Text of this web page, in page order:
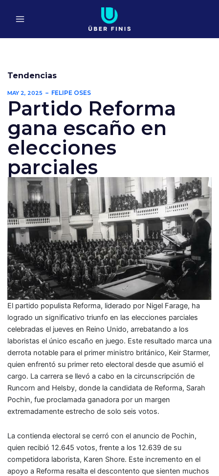
Tendencias
MAY 2, 2025 FELIPE OSES
Partido Reforma
gana escaño en
elecciones
parciales
El partido populista Reforma, liderado por Nigel Farage, ha
logrado un significativo triunfo en las elecciones parciales
celebradas el jueves en Reino Unido, arrebatando a los
laboristas el único escaño en juego. Este resultado marca una
derrota notable para el primer ministro británico, Keir Starmer,
quien enfrentó su primer reto electoral desde que asumió el
cargo. La carrera se llevó a cabo en la circunscripción de
Runcorn and Helsby, donde la candidata de Reforma, Sarah
Pochin, fue proclamada ganadora por un margen
extremadamente estrecho de solo seis votos.
La contienda electoral se cerró con el anuncio de Pochin,
quien recibió 12.645 votos, frente a los 12.639 de su
competidora laborista, Karen Shore. Este incremento en el
apoyo a Reforma resalta el descontento que sienten muchos